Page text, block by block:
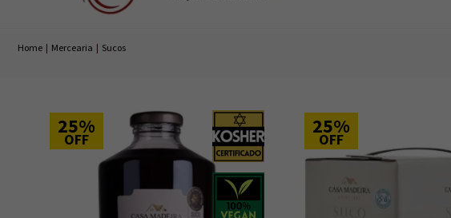
Home | Mercearia | Sucos
25%
OFF
25%
OFF